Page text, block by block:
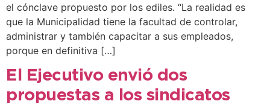
el cónclave propuesto por los ediles. “La realidad es
que la Municipalidad tiene la facultad de controlar,
administrar y también capacitar a sus empleados,
porque en definitiva […]
El Ejecutivo envió dos
propuestas a los sindicatos